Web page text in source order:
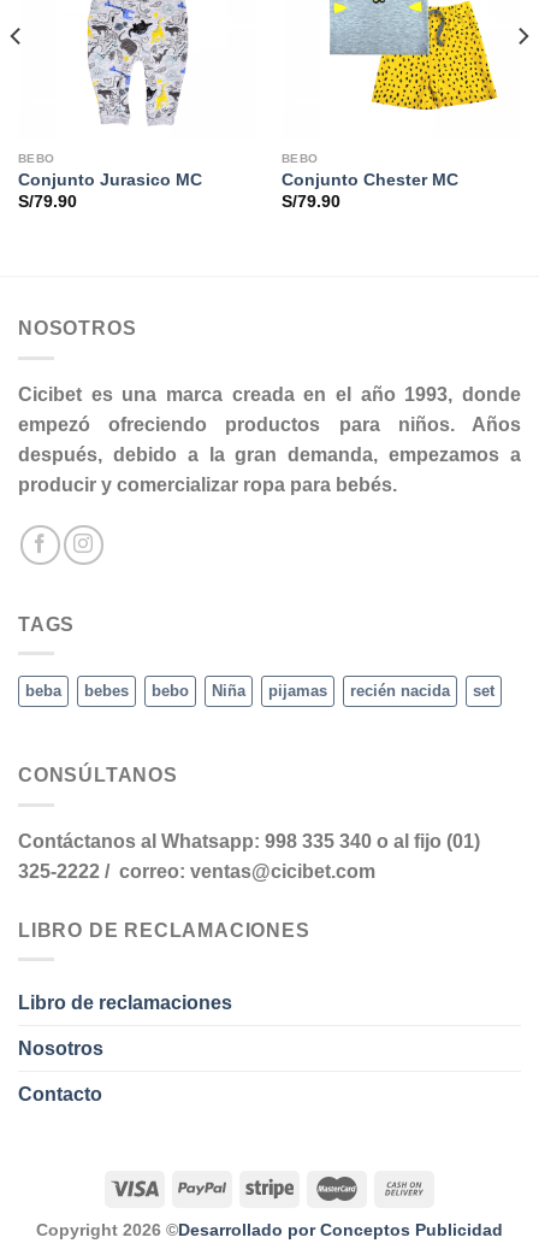
BEBO
Conjunto Jurasico MC
S/79.90
BEBO
Conjunto Chester MC
S/79.90
NOSOTROS
Cicibet es una marca creada en el año 1993, donde
empezó ofreciendo productos para niños. Años
después, debido a la gran demanda, empezamos a
producir y comercializar ropa para bebés.
TAGS
beba bebes bebo Niña pijamas recién nacida set
CONSÚLTANOS
Contáctanos al Whatsapp: 998 335 340 o al fijo (01)
325-2222 / correo: ventas@cicibet.com
LIBRO DE RECLAMACIONES
Libro de reclamaciones
Nosotros
Contacto
Copyright 2026 ©Desarrollado por Conceptos Publicidad